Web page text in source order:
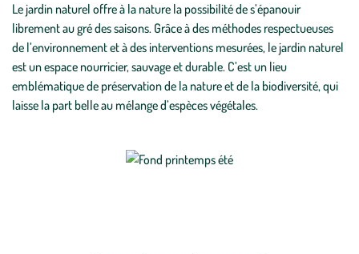
Le jardin naturel offre à la nature la possibilité de s’épanouir
librement au gré des saisons. Grâce à des méthodes respectueuses
de l’environnement et à des interventions mesurées, le jardin naturel
est un espace nourricier, sauvage et durable. C’est un lieu
emblématique de préservation de la nature et de la biodiversité, qui
laisse la part belle au mélange d’espèces végétales.